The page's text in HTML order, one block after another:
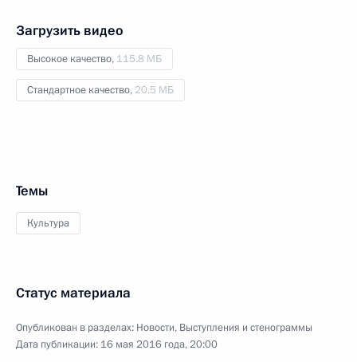
Загрузить видео
Высокое качество, 115.8 МБ
Стандартное качество, 20.5 МБ
Темы
Культура
Статус материала
Опубликован в разделах: Новости, Выступления и стенограммы
Дата публикации: 16 мая 2016 года, 20:00